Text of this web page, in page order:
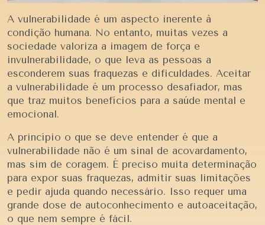
A vulnerabilidade é um aspecto inerente à
condição humana. No entanto, muitas vezes a
sociedade valoriza a imagem de força e
invulnerabilidade, o que leva as pessoas a
esconderem suas fraquezas e dificuldades. Aceitar
a vulnerabilidade é um processo desafiador, mas
que traz muitos benefícios para a saúde mental e
emocional.
A princípio o que se deve entender é que a
vulnerabilidade não é um sinal de acovardamento,
mas sim de coragem. É preciso muita determinação
para expor suas fraquezas, admitir suas limitações
e pedir ajuda quando necessário. Isso requer uma
grande dose de autoconhecimento e autoaceitação,
o que nem sempre é fácil.